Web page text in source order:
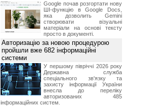
Google почав розгортати нову
ШІ-функцію в Google Docs,
яка дозволить Gemini
створювати візуальні
матеріали на основі тексту
просто в документі.
Авторизацію за новою процедурою
пройшли вже 682 інформаційні
системи
У першому півріччі 2026 року
Державна служба
спеціального зв'язку та
захисту інформації України
внесла до переліку
авторизованих 485
інформаційних систем.